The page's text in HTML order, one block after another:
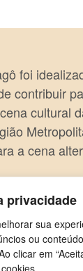
privacidade
sua
ou
clicar em
foi
contribuir
cultural
a cena